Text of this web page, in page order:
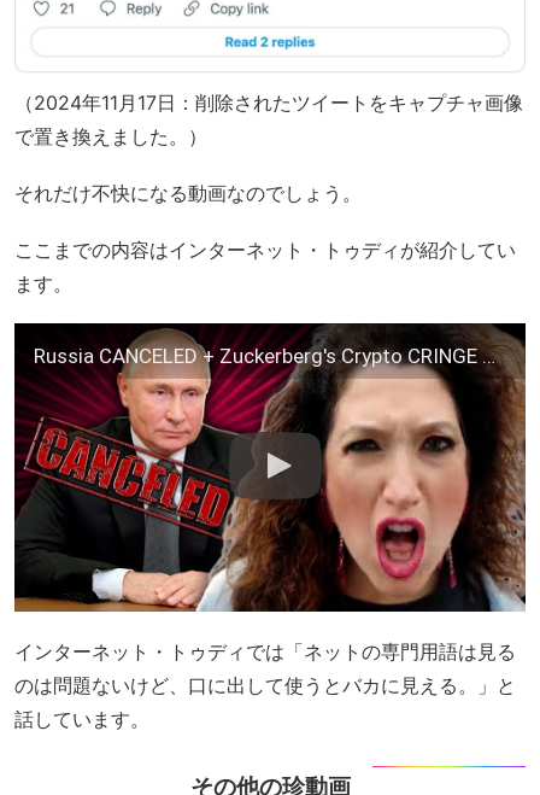
（2024年11月17日：削除されたツイートをキャプチャ画像
で置き換えました。）
それだけ不快になる動画なのでしょう。
ここまでの内容はインターネット・トゥディが紹介してい
ます。
Russia CANCELED + Zuckerberg's Crypto CRINGE Sister – TechNewsDay
インターネット・トゥディでは「ネットの専門用語は見る
のは問題ないけど、口に出して使うとバカに見える。」と
話しています。
その他の珍動画